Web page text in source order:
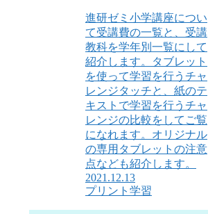
進研ゼミ小学講座につい
て受講費の一覧と、受講
教科を学年別一覧にして
紹介します。タブレット
を使って学習を行うチャ
レンジタッチと、紙のテ
キストで学習を行うチャ
レンジの比較をしてご覧
になれます。オリジナル
の専用タブレットの注意
点なども紹介します。
2021.12.13
プリント学習